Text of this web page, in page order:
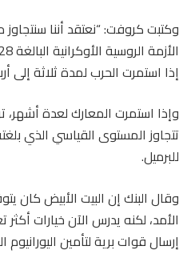
وكتبت كروفت: “نعتقد أننا
إذا استمرت الحرب لمدة ثلاثة إلى
وإذا استمرت المعارك لعدة
للبرميل.
وقال البنك إن البيت الأبيض كان
الأمد، لكنه يدرس الآن خيارات
إرسال قوات برية لتأمين